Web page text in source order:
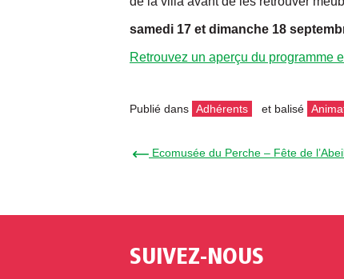
samedi 17 et dimanche 18
Retrouvez un aperçu du programme
Publié dans Adhérents et balisé
← Ecomusée du Perche – Fête de
SUIVEZ-NOUS